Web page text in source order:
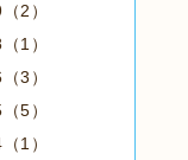
2）
1）
3）
5）
1）